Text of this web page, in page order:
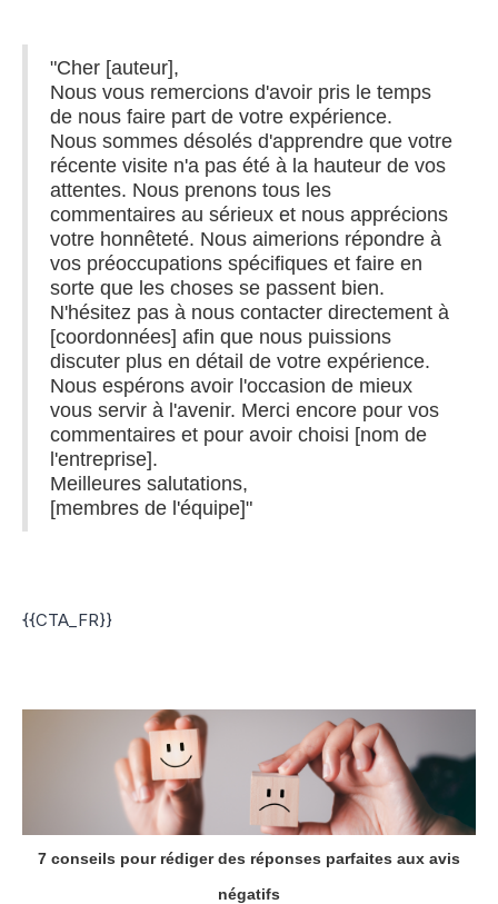
"Cher [auteur],
Nous vous remercions d'avoir pris le temps
de nous faire part de votre expérience.
Nous sommes désolés d'apprendre que votre
récente visite n'a pas été à la hauteur de vos
attentes. Nous prenons tous les
commentaires au sérieux et nous apprécions
votre honnêteté. Nous aimerions répondre à
vos préoccupations spécifiques et faire en
sorte que les choses se passent bien.
N'hésitez pas à nous contacter directement à
[coordonnées] afin que nous puissions
discuter plus en détail de votre expérience.
Nous espérons avoir l'occasion de mieux
vous servir à l'avenir. Merci encore pour vos
commentaires et pour avoir choisi [nom de
l'entreprise].
Meilleures salutations,
[membres de l'équipe]"
{{CTA_FR}}
7 conseils pour rédiger des réponses parfaites aux avis
négatifs